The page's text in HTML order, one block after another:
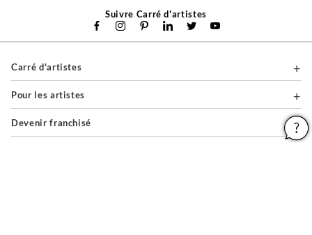
Suivre Carré d'artistes
Carré d'artistes
Pour les artistes
Devenir franchisé